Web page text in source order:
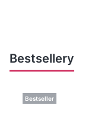
Bestsellery
Bestseller